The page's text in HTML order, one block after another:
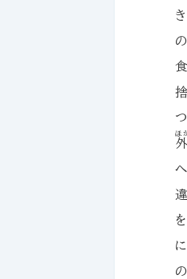
外
ほ
に